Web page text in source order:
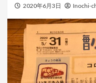
2020年6月3日 Inochi-